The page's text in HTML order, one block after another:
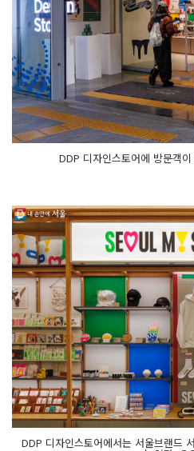
DDP 디자인스토어에 방문객
DDP 디자인스토어에서는 서울브랜드